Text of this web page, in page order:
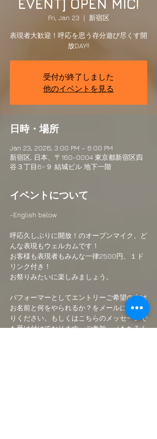
EVENT] OPEN MIC!
Fri, Jan 23
  |
新宿区
表現者大歓迎！呼応を思う存分遊び尽くす開
放DAY!!
受付が終了しました
他のイベントを見る
日時・場所
Jan 23, 2026, 3:00 PM – 6:00 PM
新宿区, 日本、〒160-0004 東京都新宿区四
谷３丁目6−９ 結城ビル 地下一階
イベントについて
-English below
呼応久しぶりに開放！のオープンマイク、ど
んな表現もウェルカムです！
お客様も表現者もみんな一律2500円、１ド
リンク付き！
お祭りみたいに楽しみましょう。
パフォーマーとしてエントリーご希望の方は
お名前と何をやられるか？をメールにてお送
りください。もしくはこちらのメッセージで
も受け付けております。ご参加、（もちろん